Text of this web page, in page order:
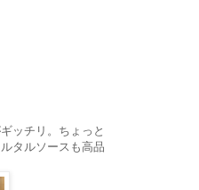
ッチリ。ちょっと
タルソースも高品